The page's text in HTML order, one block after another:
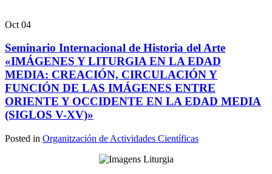
Oct 04
Seminario Internacional de Historia del Arte
«IMÁGENES Y LITURGIA EN LA EDAD
MEDIA: CREACIÓN, CIRCULACIÓN Y
FUNCIÓN DE LAS IMÁGENES ENTRE
ORIENTE Y OCCIDENTE EN LA EDAD MEDIA
(SIGLOS V-XV)»
Posted in Organitzación de Actividades Científicas